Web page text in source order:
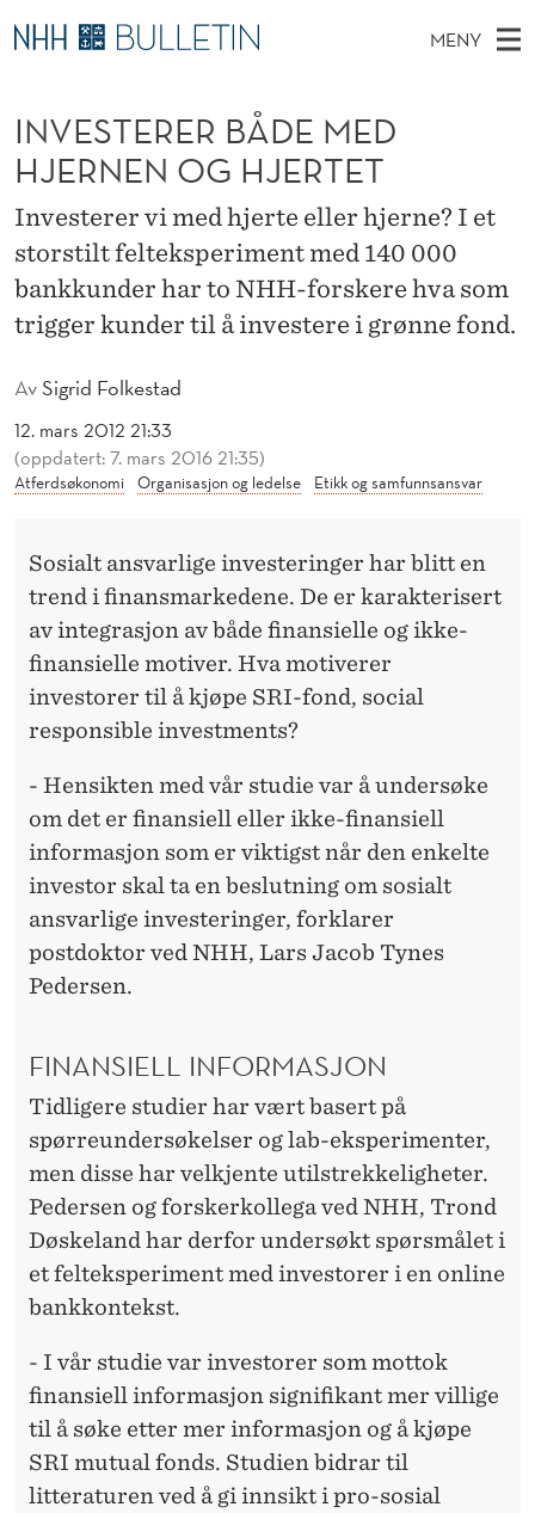
N
V
E
S
T
E
R
R
B
Å
MENY
V
E
D
M
E
N
K
I
N
E
T
T
S
E
E
Stipendiater og nye forskerprofiler
Disputaser
Ekspertutvalg
Om Bulletin
AvSigrid Folkestad
12. mars 2012 21:33
(oppdatert: 7. mars 2016 21:35)
Atferdsøkonomi Organisasjon og ledelse Etikk og samfunnsansvar
INVESTERER BÅDE MED
HJERNEN OG HJERTET
Investerer vi med hjerte eller hjerne? I et
storstilt felteksperiment med 140 000
bankkunder har to NHH-forskere hva som
trigger kunder til å investere i grønne fond.
Sosialt ansvarlige investeringer har blitt en
trend i finansmarkedene. De er karakterisert
av integrasjon av både finansielle og ikke-
finansielle motiver. Hva motiverer
investorer til å kjøpe SRI-fond, social
responsible investments?
- Hensikten med vår studie var å undersøke
om det er finansiell eller ikke-finansiell
informasjon som er viktigst når den enkelte
investor skal ta en beslutning om sosialt
ansvarlige investeringer, forklarer
postdoktor ved NHH, Lars Jacob Tynes
Pedersen.
FINANSIELL INFORMASJON
Tidligere studier har vært basert på
spørreundersøkelser og lab-eksperimenter,
men disse har velkjente utilstrekkeligheter.
Pedersen og forskerkollega ved NHH, Trond
Døskeland har derfor undersøkt spørsmålet i
et felteksperiment med investorer i en online
bankkontekst.
- I vår studie var investorer som mottok
finansiell informasjon signifikant mer villige
til å søke etter mer informasjon og å kjøpe
SRI mutual fonds. Studien bidrar til
litteraturen ved å gi innsikt i pro-sosial